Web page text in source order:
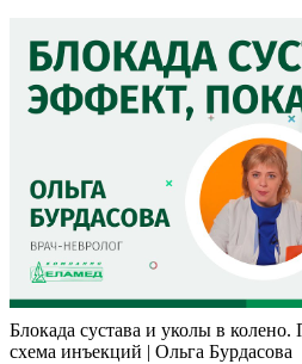
Блокада сустава и уколы в
схема инъекций | Ольга Бурдасова